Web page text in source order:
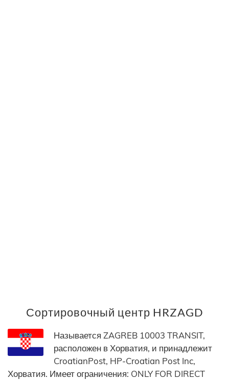
Сортировочный центр HRZAGD
Называется ZAGREB 10003 TRANSIT,
расположен в Хорватия, и принадлежит
CroatianPost, HP-Croatian Post Inc,
Хорватия. Имеет ограничения: ONLY FOR DIRECT